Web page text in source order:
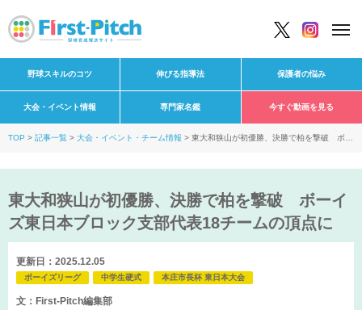
野球スキルのコツ 伸びる指導法 保護者の悩み
大会・イベント情報 専門家名鑑 今すぐ動画を見る
TOP 記事一覧 大会・イベント・チーム情報
東大和狭山が初優勝、決勝で柏を撃破 ボー
東大和狭山が初優勝、決勝で柏を撃破 ボーイ
ズ東日本ブロック支部代表18チームの頂点に
更新日：2025.12.05
ボーイズリーグ 中学生硬式 本庄市長杯 東日本大会
文：First-Pitch編集部